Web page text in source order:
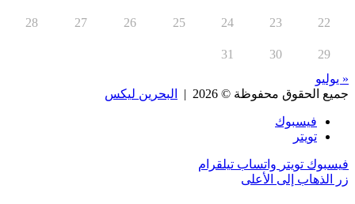
22
23
24
25
26
27
28
29
30
31
« يوليو
جميع الحقوق محفوظة © 2026 |
البحرين ليكس
فيسبوك
تويتر
فيسبوك تويتر واتساب تيلقرام
زر الذهاب إلى الأعلى